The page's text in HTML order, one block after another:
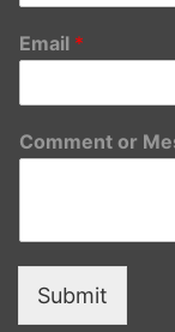
Email *
Comment or
Submit